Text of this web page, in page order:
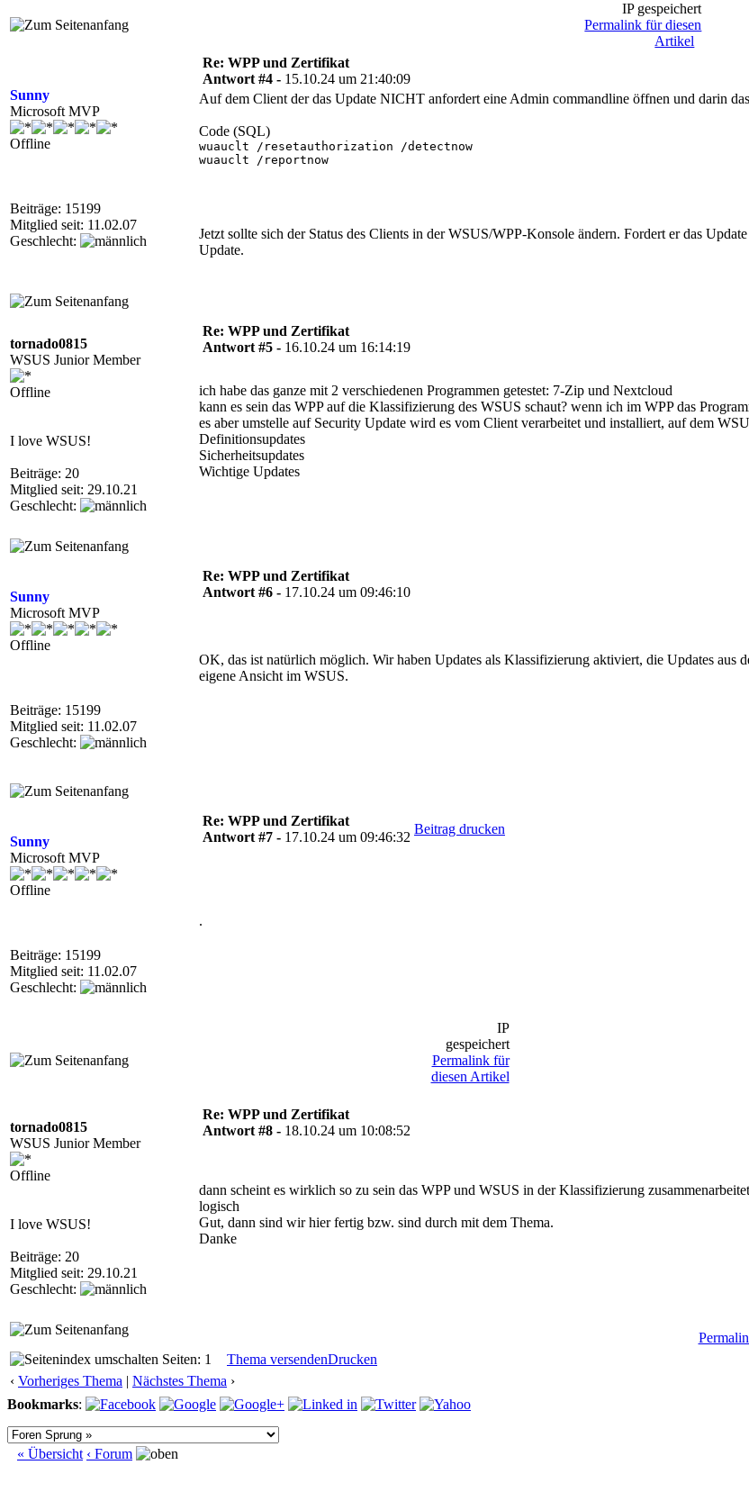
IP gespeichert
Permalink für diesen
Artikel
Sunny
Microsoft MVP
Offline
Beiträge: 15199
Mitglied seit: 11.02.07
Geschlecht:
Re: WPP und Zertifikat
Antwort #4 - 15.10.24 um 21:40:09
Auf dem Client der das Update NICHT anfordert eine Admin commandline öffnen und darin
Code (SQL)
wuauclt /resetauthorization /detectnow
wuauclt /reportnow
Jetzt sollte sich der Status des Clients in der WSUS/WPP-Konsole ändern. Fordert er das
Update.
tornado0815
WSUS Junior Member
Offline
I love WSUS!
Beiträge: 20
Mitglied seit: 29.10.21
Geschlecht:
Re: WPP und Zertifikat
Antwort #5 - 16.10.24 um 16:14:19
ich habe das ganze mit 2 verschiedenen Programmen getestet: 7-Zip und Nextcloud
kann es sein das WPP auf die Klassifizierung des WSUS schaut? wenn ich im WPP das
es aber umstelle auf Security Update wird es vom Client verarbeitet und installiert, auf dem
Definitionsupdates
Sicherheitsupdates
Wichtige Updates
Sunny
Microsoft MVP
Offline
Beiträge: 15199
Mitglied seit: 11.02.07
Geschlecht:
Re: WPP und Zertifikat
Antwort #6 - 17.10.24 um 09:46:10
OK, das ist natürlich möglich. Wir haben Updates als Klassifizierung aktiviert, die Updates
eigene Ansicht im WSUS.
Sunny
Microsoft MVP
Offline
Beiträge: 15199
Mitglied seit: 11.02.07
Geschlecht:
Re: WPP und Zertifikat
Antwort #7 - 17.10.24 um 09:46:32
Beitrag drucken
.
IP
gespeichert
Permalink für
diesen Artikel
tornado0815
WSUS Junior Member
Offline
I love WSUS!
Beiträge: 20
Mitglied seit: 29.10.21
Geschlecht:
Re: WPP und Zertifikat
Antwort #8 - 18.10.24 um 10:08:52
dann scheint es wirklich so zu sein das WPP und WSUS in der Klassifizierung
logisch
Gut, dann sind wir hier fertig bzw. sind durch mit dem Thema.
Danke
Seiten: 1
Thema versendenDrucken
‹ Vorheriges Thema | Nächstes Thema ›
Bookmarks:
« Übersicht ‹ Forum